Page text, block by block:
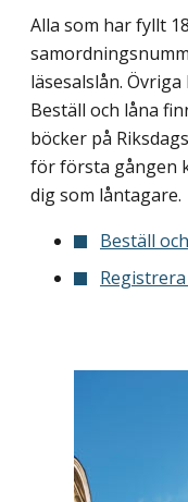
Alla som har fyllt
läsesalslån.
Beställ och låna
böcker på
för första gången
dig som låntagare.
Beställ